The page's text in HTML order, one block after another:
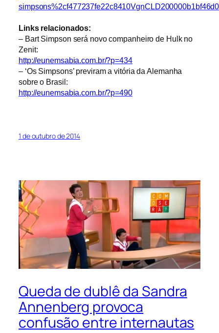
Links relacionados:
– Bart Simpson será novo companheiro de Hulk no
Zenit:
http://eunemsabia.com.br/?p=434
– ‘Os Simpsons’ previram a vitória da Alemanha
sobre o Brasil:
http://eunemsabia.com.br/?p=490
1 de outubro de 2014
Queda de dublê da Sandra
Annenberg provoca
confusão entre internautas